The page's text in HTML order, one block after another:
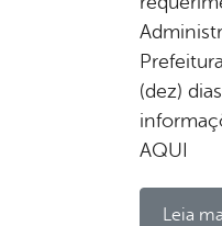
(dez)
AQUI
Leia